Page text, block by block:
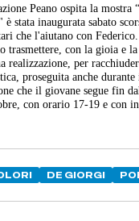
Peano ospita la
stata inaugurata sabato
che l'aiutano con
con la gioia e
per
proseguita anche
il giovane segue fin
con orario 17-19 e con
DE GIORGI